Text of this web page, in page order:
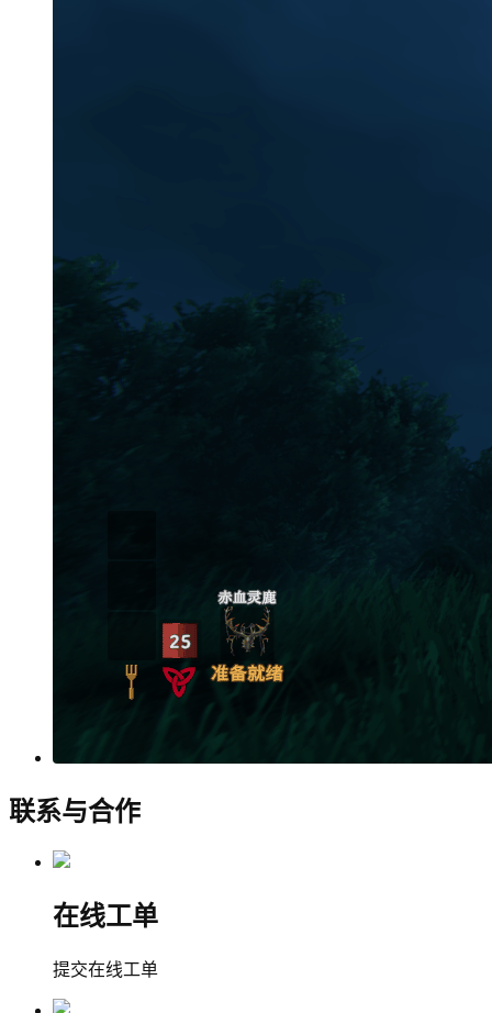
联系与合作
在线工单
提交在线工单